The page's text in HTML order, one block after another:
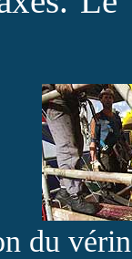
du vérin